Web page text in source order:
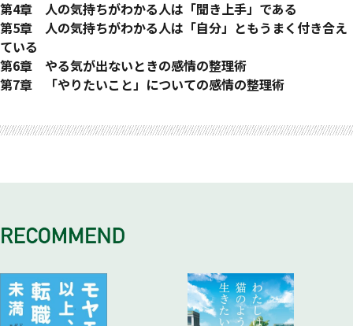
Exercise1 苦手なほど効く「共感力」
Exercise2 苦手な人の中にある、良い点を見つける
反対から見てみるトレーニング
Exercise3 反対から見てみる（言い換える）力を鍛える
人前で失敗する原因は自分に意識が向きすぎること
自然と相手に意識が向かうようになる３つの習慣
「相手の立場に立つ」ための想像力の磨き方
どんな場面でも緊張しない自分を手に入れる
Exercise4 本番でリラックスできる２つのコツ
第4章 人の気持ちがわかる人は「聞き上手」である
人の気持ちがわかる人はいかに情報を集めるか
Exercise5 相手の関心事に関心を持つ
相手の心を開くための鍵
Exercise6 笑顔の量を増やす
Exercise7 ペーシングに慣れる
一瞬で変化を実感できる聞き方のコツ
第5章 人の気持ちがわかる人は「自分」ともうまく付き合え
ている
自分の良いところを見つけるのが上手
Exercise9 “心理学の法則”を使ってみよう
Exercise10 物事の良い面を見られる人になる
未来に視点を向けるのがうまい
「もうイヤだ」と思ったときの感情の整理術
“将来の自分”から現在を見てみるという視点
“全体”から見る視点を使えば一瞬で気がラクになる
Exercise13 “全体”から見る視点を鍛える
第6章 やる気が出ないときの感情の整理術
トップスピードで走り続けるのは可能なのか？
心のスイッチが入るのはどんな状況か？
Exercise15 やる気を１点だけ上げる
第7章 「やりたいこと」についての感情の整理術
Exercise17 実現するための、はじめの一歩
選択肢の中からどれを選んだらいいのか迷う
そもそも、やりたいことがわからない